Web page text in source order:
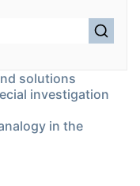
solutions
investigation
in the